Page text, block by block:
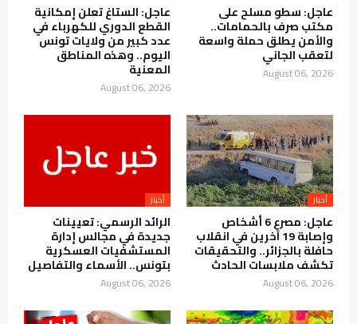
عاجل: سطو مسلح على
مكتب صرف بالحمامات..
والأمن يطلق حملة واسعة
لتعقب الجاني
August 06, 2026
عاجل: الستاغ تعلن إمكانية
القطع الدوري للكهرباء في
عدد كبير من ولايات تونس
اليوم.. وهذه المناطق
المعنية
August 06, 2026
أخبار
عاجل: مصرع 6 أشخاص
وإصابة 19 آخرين في انقلاب
حافلة بالجزائر.. والتحقيقات
تكشف ملابسات الحادث
August 06, 2026
أخبار
الرائد الرسمي: تعيينات
جديدة في مجالس إدارة
المستشفيات العسكرية
بتونس.. الأسماء والتفاصيل
August 06, 2026